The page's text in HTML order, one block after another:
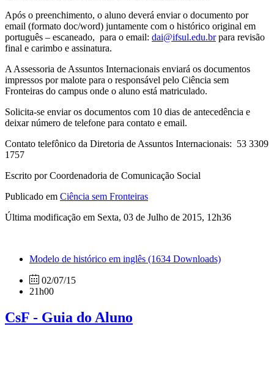
Após o preenchimento, o aluno deverá enviar o documento por
email (formato doc/word) juntamente com o histórico original em
português – escaneado, para o email: dai@ifsul.edu.brpara revisão
final e carimbo e assinatura.
A Assessoria de Assuntos Internacionais enviará os documentos
impressos por malote para o responsável pelo Ciência sem
Fronteiras do campus onde o aluno está matriculado.
Solicita-se enviar os documentos com 10 dias de antecedência e
deixar número de telefone para contato e email.
Contato telefônico da Diretoria de Assuntos Internacionais: 53 3309
1757
Escrito por Coordenadoria de Comunicação Social
Publicado em Ciência sem Fronteiras
Última modificação em Sexta, 03 de Julho de 2015, 12h36
Modelo de histórico em inglês (1634 Downloads)
02/07/15
21h00
CsF - Guia do Aluno